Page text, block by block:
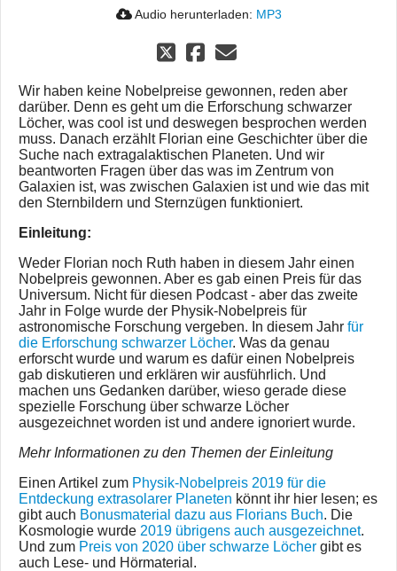
Audio herunterladen: MP3
Wir haben keine Nobelpreise gewonnen, reden aber
darüber. Denn es geht um die Erforschung schwarzer
Löcher, was cool ist und deswegen besprochen werden
muss. Danach erzählt Florian eine Geschichter über die
Suche nach extragalaktischen Planeten. Und wir
beantworten Fragen über das was im Zentrum von
Galaxien ist, was zwischen Galaxien ist und wie das mit
den Sternbildern und Sternzügen funktioniert.
Einleitung:
Weder Florian noch Ruth haben in diesem Jahr einen
Nobelpreis gewonnen. Aber es gab einen Preis für das
Universum. Nicht für diesen Podcast - aber das zweite
Jahr in Folge wurde der Physik-Nobelpreis für
astronomische Forschung vergeben. In diesem Jahr für
die Erforschung schwarzer Löcher. Was da genau
erforscht wurde und warum es dafür einen Nobelpreis
gab diskutieren und erklären wir ausführlich. Und
machen uns Gedanken darüber, wieso gerade diese
spezielle Forschung über schwarze Löcher
ausgezeichnet worden ist und andere ignoriert wurde.
Mehr Informationen zu den Themen der Einleitung
Einen Artikel zum Physik-Nobelpreis 2019 für die
Entdeckung extrasolarer Planeten könnt ihr hier lesen; es
gibt auch Bonusmaterial dazu aus Florians Buch. Die
Kosmologie wurde 2019 übrigens auch ausgezeichnet.
Und zum Preis von 2020 über schwarze Löcher gibt es
auch Lese- und Hörmaterial.